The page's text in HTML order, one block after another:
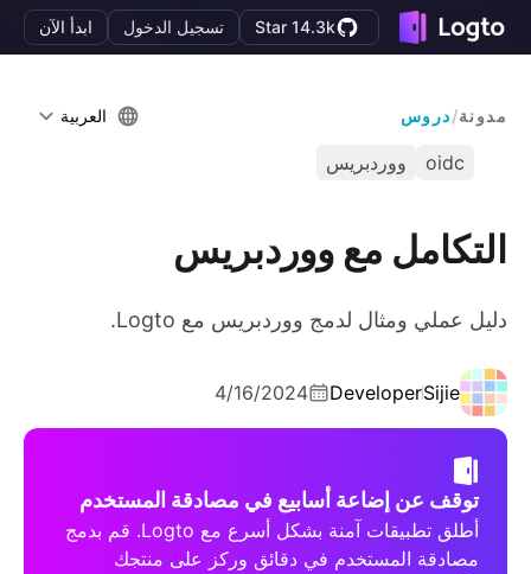
Star 14.3k تسجيل الدخول ابدأ الآن
مدونة/دروس العربية
oidc ووردبريس
التكامل مع ووردبريس
دليل عملي ومثال لدمج ووردبريس مع Logto.
Sijie
Developer
4/16/2024
توقف عن إضاعة أسابيع في مصادقة المستخدم
أطلق تطبيقات آمنة بشكل أسرع مع Logto. قم بدمج
مصادقة المستخدم في دقائق وركز على منتجك